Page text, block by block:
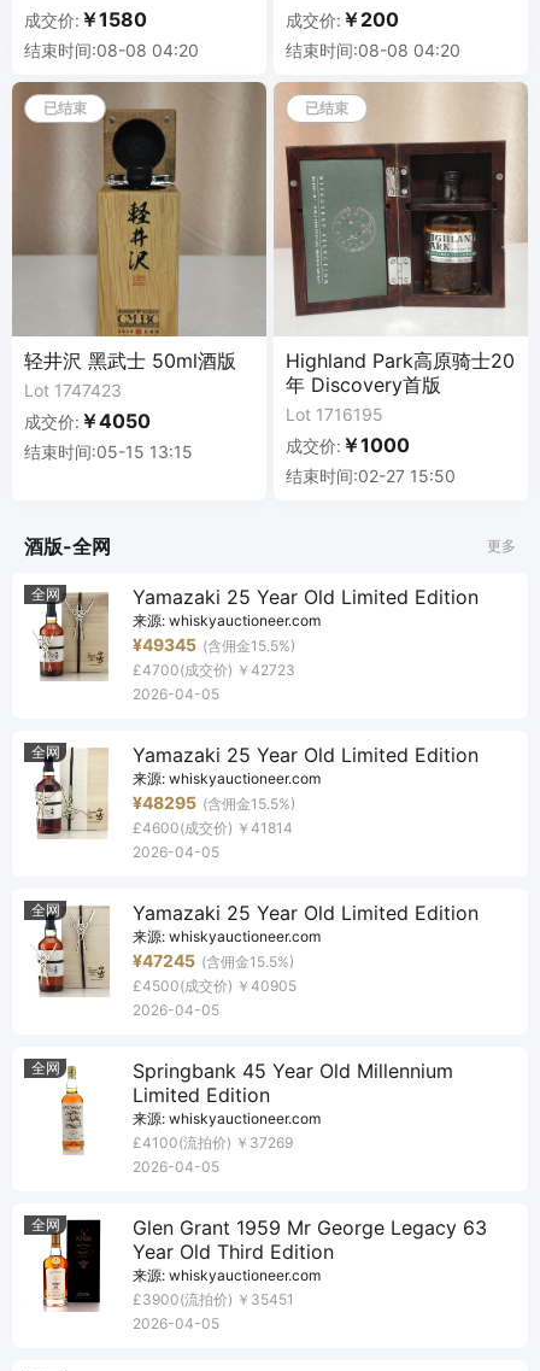
成交价: ￥1580
结束时间:08-08 04:20
成交价: ￥200
结束时间:08-08 04:20
已结束
轻井沢 黑武士 50ml酒版
Lot 1747423
成交价: ￥4050
结束时间:05-15 13:15
已结束
Highland Park高原骑士20
年 Discovery首版
Lot 1716195
成交价: ￥1000
结束时间:02-27 15:50
酒版-全网 更多
全网 Yamazaki 25 Year Old Limited Edition
来源: whiskyauctioneer.com
¥49345 (含佣金15.5%)
£4700(成交价) ￥42723
2026-04-05
全网 Yamazaki 25 Year Old Limited Edition
来源: whiskyauctioneer.com
¥48295 (含佣金15.5%)
£4600(成交价) ￥41814
2026-04-05
全网 Yamazaki 25 Year Old Limited Edition
来源: whiskyauctioneer.com
¥47245 (含佣金15.5%)
£4500(成交价) ￥40905
2026-04-05
全网
Springbank 45 Year Old Millennium
Limited Edition
来源: whiskyauctioneer.com
£4100(流拍价) ￥37269
2026-04-05
全网
Glen Grant 1959 Mr George Legacy 63
Year Old Third Edition
来源: whiskyauctioneer.com
£3900(流拍价) ￥35451
2026-04-05